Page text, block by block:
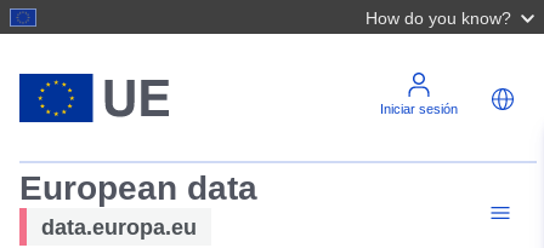
How do you know?
Iniciar sesión
European data
data.europa.eu